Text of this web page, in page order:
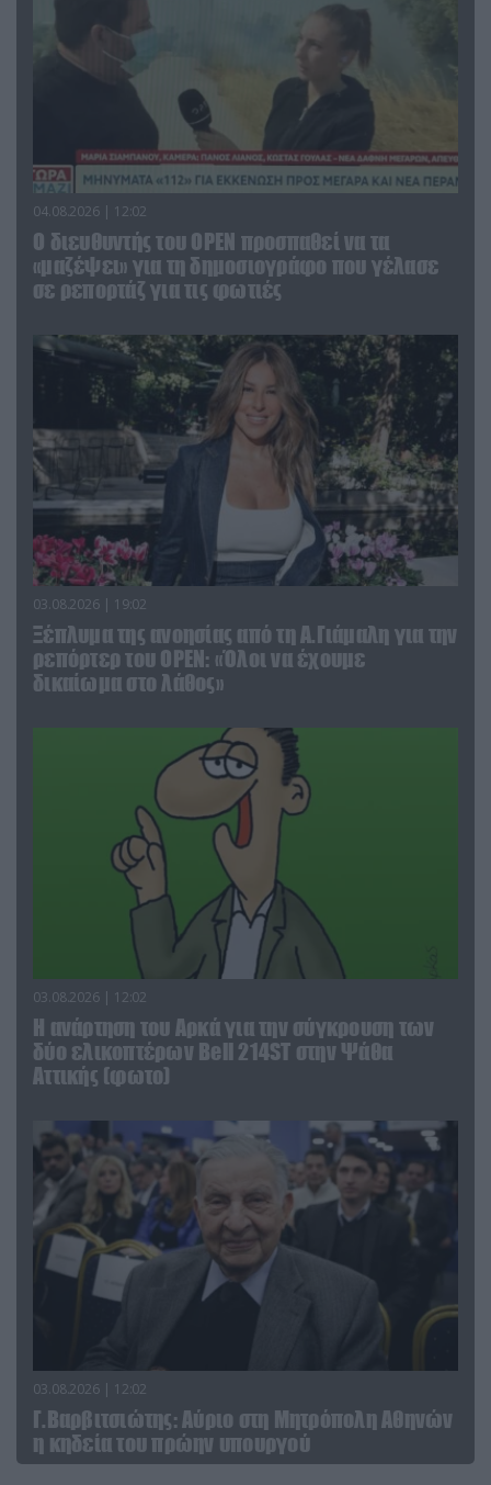
04.08.2026 | 12:02
O διευθυντής του OPEN προσπαθεί να τα
«μαζέψει» για τη δημοσιογράφο που γέλασε
σε ρεπορτάζ για τις φωτιές
03.08.2026 | 19:02
Ξέπλυμα της ανοησίας από τη Α.Γιάμαλη για την
ρεπόρτερ του ΟΡΕΝ: «Όλοι να έχουμε
δικαίωμα στο λάθος»
03.08.2026 | 12:02
Η ανάρτηση του Αρκά για την σύγκρουση των
δύο ελικοπτέρων Bell 214ST στην Ψάθα
Αττικής (φωτο)
03.08.2026 | 12:02
Γ.Βαρβιτσιώτης: Aύριο στη Μητρόπολη Αθηνών
η κηδεία του πρώην υπουργού